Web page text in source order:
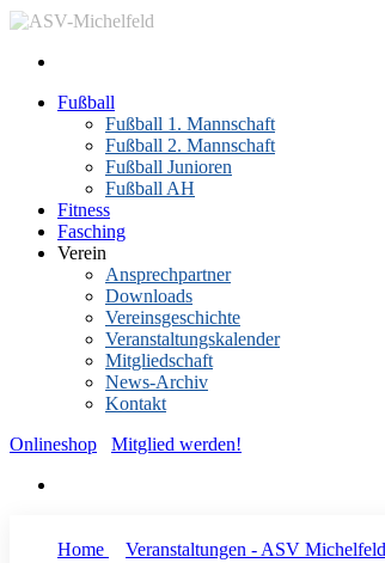
Fußball
Fußball 1. Mannschaft
Fußball 2. Mannschaft
Fußball Junioren
Fußball AH
Fitness
Fasching
Verein
Ansprechpartner
Downloads
Vereinsgeschichte
Veranstaltungskalender
Mitgliedschaft
News-Archiv
Kontakt
Onlineshop
Mitglied werden!
Home Veranstaltungen - ASV